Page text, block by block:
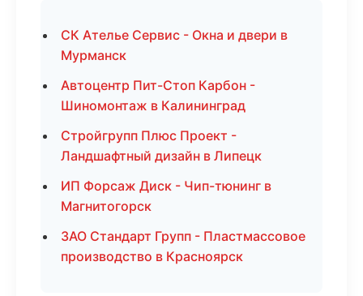
СК Ателье Сервис - Окна и двери в
Мурманск
Автоцентр Пит-Стоп Карбон -
Шиномонтаж в Калининград
Стройгрупп Плюс Проект -
Ландшафтный дизайн в Липецк
ИП Форсаж Диск - Чип-тюнинг в
Магнитогорск
ЗАО Стандарт Групп - Пластмассовое
производство в Красноярск